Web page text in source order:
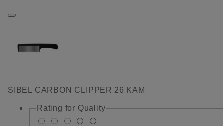
SIBEL CARBON CLIPPER 26 KAM
Rating for Quality